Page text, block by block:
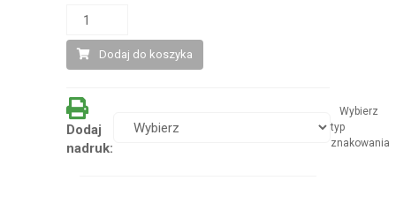
Dodaj do koszyka
Dodaj
nadruk:
Wybierz
typ
znakowania